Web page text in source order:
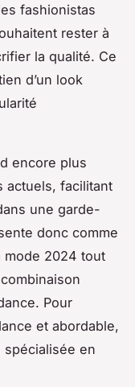
fashionistas
rester à
la qualité. Ce
d’un look
encore plus
actuels, facilitant
une garde-
donc comme
mode 2024 tout
Pour
et abordable,
en